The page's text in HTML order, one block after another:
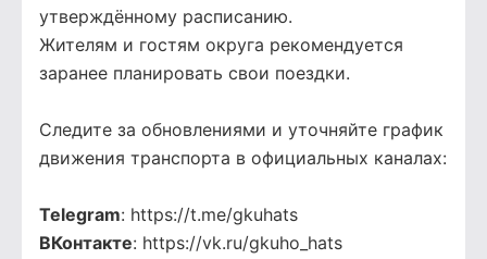
утверждённому расписанию.
Жителям и гостям округа рекомендуется
заранее планировать свои поездки.
Следите за обновлениями и уточняйте график
движения транспорта в официальных каналах:
Telegram: https://t.me/gkuhats
ВКонтакте: https://vk.ru/gkuho_hats